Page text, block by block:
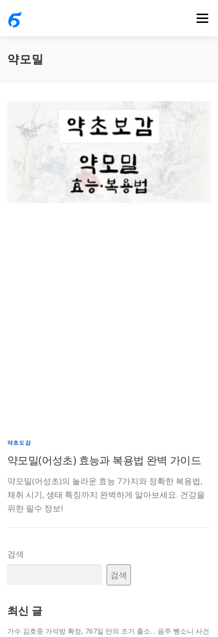
메뉴
약모밀
약초도감
약모밀(어성초) 효능과 복용법 완벽 가이드
약모밀(어성초)의 놀라운 효능 7가지와 정확한 복용법,
채취 시기, 생태 특징까지 완벽하게 알아보세요. 건강을
위한 필수 정보!
검색
검색
최신 글
가수 김호중 가석방 확정, 767일 만의 조기 출소… 음주 뺑소니 사건